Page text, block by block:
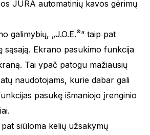
JURA automatinių kavos gėrimų
galimybių, „J.O.E.®“ taip pat
sąsają. Ekrano pasukimo funkcija
Tai ypač patogu mažiausių
naudotojams, kurie dabar gali
pasukę išmaniojo įrenginio
siūloma kelių užsakymų